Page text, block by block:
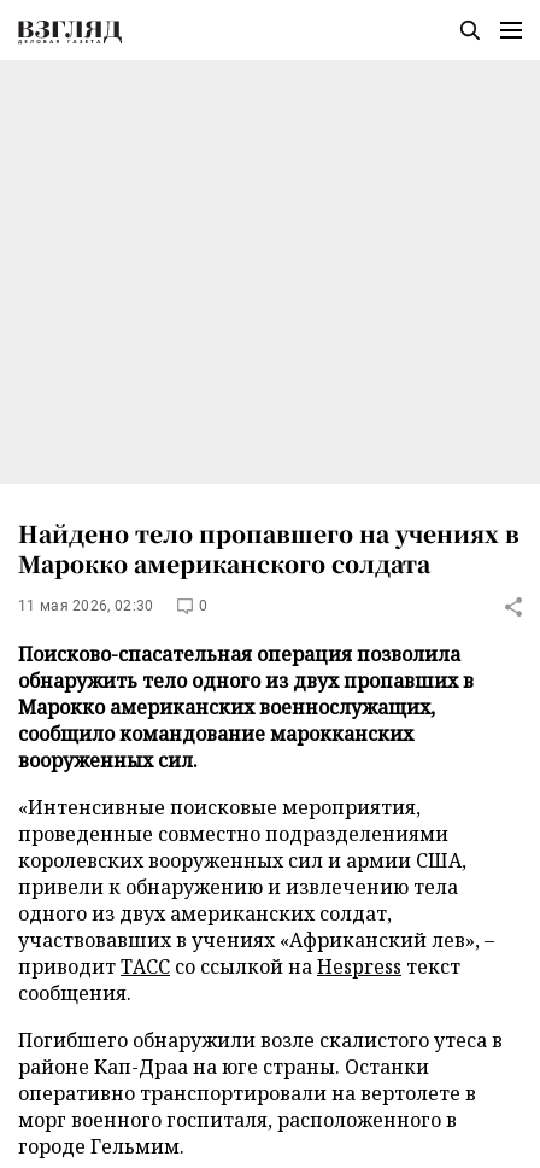
Найдено тело пропавшего на учениях в
Марокко американского солдата
11 мая 2026, 02:30 0
Поисково-спасательная операция позволила
обнаружить тело одного из двух пропавших в
Марокко американских военнослужащих,
сообщило командование марокканских
вооруженных сил.
«Интенсивные поисковые мероприятия,
проведенные совместно подразделениями
королевских вооруженных сил и армии США,
привели к обнаружению и извлечению тела
одного из двух американских солдат,
участвовавших в учениях «Африканский лев», –
приводитТАСС со ссылкой наHespress текст
сообщения.
Погибшего обнаружили возле скалистого утеса в
районе Кап-Драа на юге страны. Останки
оперативно транспортировали на вертолете в
морг военного госпиталя, расположенного в
городе Гельмим.